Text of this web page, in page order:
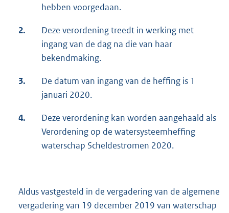
hebben voorgedaan.
2.
Deze verordening treedt in werking met
ingang van de dag na die van haar
bekendmaking.
3.
De datum van ingang van de heffing is 1
januari 2020.
4.
Deze verordening kan worden aangehaald als
Verordening op de watersysteemheffing
waterschap Scheldestromen 2020.
Aldus vastgesteld in de vergadering van de algemene
vergadering van 19 december 2019 van waterschap